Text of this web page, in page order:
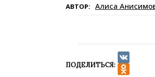
АВТОР: Алиса
ПОДЕЛИТЬСЯ:
VK